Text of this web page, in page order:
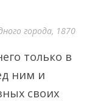
города, 1870
только в
ним и
своих